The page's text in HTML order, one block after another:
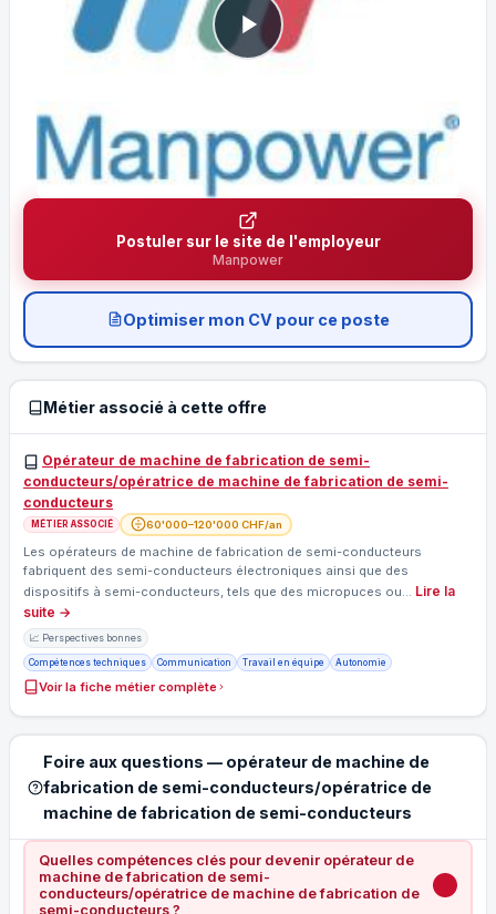
Postuler sur le site de l'employeur
Manpower
Optimiser mon CV pour ce poste
Métier associé à cette offre
Opérateur de machine de fabrication de semi-
conducteurs/opératrice de machine de fabrication de semi-
conducteurs
MÉTIER ASSOCIÉ 60'000–120'000 CHF/an
Les opérateurs de machine de fabrication de semi-conducteurs
fabriquent des semi-conducteurs électroniques ainsi que des
dispositifs à semi-conducteurs, tels que des micropuces ou… Lire la
suite →
📈 Perspectives bonnes
Compétences techniques Communication Travail en équipe Autonomie
Voir la fiche métier complète
Foire aux questions — opérateur de machine de
fabrication de semi-conducteurs/opératrice de
machine de fabrication de semi-conducteurs
Quelles compétences clés pour devenir opérateur de
machine de fabrication de semi-
conducteurs/opératrice de machine de fabrication de
semi-conducteurs ?